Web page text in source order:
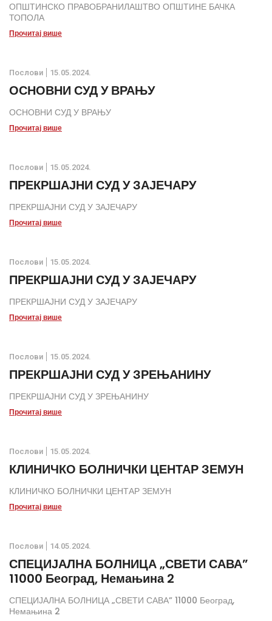
ОПШТИНСКО ПРАВОБРАНИЛАШТВО ОПШТИНЕ БАЧКА
ТОПОЛА
Прочитај више
Послови 15.05.2024.
ОСНОВНИ СУД У ВРАЊУ
ОСНОВНИ СУД У ВРАЊУ
Прочитај више
Послови 15.05.2024.
ПРЕКРШАЈНИ СУД У ЗАЈЕЧАРУ
ПРЕКРШАЈНИ СУД У ЗАЈЕЧАРУ
Прочитај више
Послови 15.05.2024.
ПРЕКРШАЈНИ СУД У ЗАЈЕЧАРУ
ПРЕКРШАЈНИ СУД У ЗАЈЕЧАРУ
Прочитај више
Послови 15.05.2024.
ПРЕКРШАЈНИ СУД У ЗРЕЊАНИНУ
ПРЕКРШАЈНИ СУД У ЗРЕЊАНИНУ
Прочитај више
Послови 15.05.2024.
КЛИНИЧКО БОЛНИЧКИ ЦЕНТАР ЗЕМУН
КЛИНИЧКО БОЛНИЧКИ ЦЕНТАР ЗЕМУН
Прочитај више
Послови 14.05.2024.
СПЕЦИЈАЛНА БОЛНИЦА „СВЕТИ САВА”
11000 Београд, Немањина 2
СПЕЦИЈАЛНА БОЛНИЦА „СВЕТИ САВА” 11000 Београд,
Немањина 2